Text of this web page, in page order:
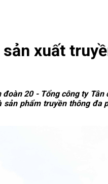
sản xuất
đoàn 20 - Tổng công ty
phẩm truyền thông đa